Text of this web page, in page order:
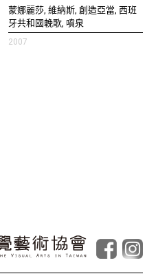
蒙娜麗莎, 維納斯, 創造亞當, 西班
牙共和國輓歌, 噴泉
2007